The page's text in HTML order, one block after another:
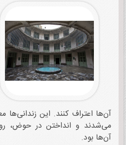
آن‌ها اعتراف کنند. این زندانی‌ها
می‌شدند و انداختن در حوض،
آن‌ها بود.